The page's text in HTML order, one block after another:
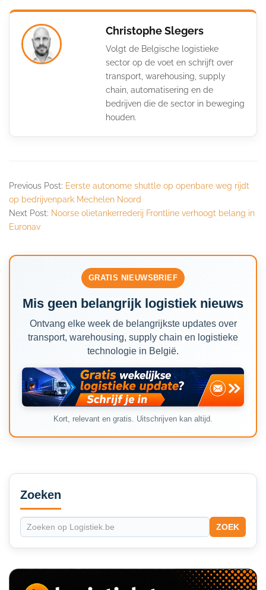
Christophe Slegers
Volgt de Belgische logistieke
sector op de voet en schrijft over
transport, warehousing, supply
chain, automatisering en de
bedrijven die de sector in beweging
houden.
Previous Post: Eerste autonome shuttle op openbare weg rijdt
op bedrijvenpark Mechelen Noord
Next Post: Noorse olietankerrederij Frontline verhoogt belang in
Euronav
GRATIS NIEUWSBRIEF
Mis geen belangrijk logistiek nieuws
Ontvang elke week de belangrijkste updates over
transport, warehousing, supply chain en logistieke
technologie in België.
Kort, relevant en gratis. Uitschrijven kan altijd.
Secondary
Sidebar
Zoeken
ZOEK